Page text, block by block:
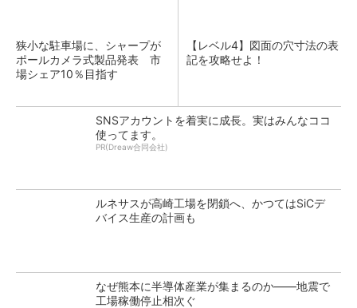
狭小な駐車場に、シャープが
ポールカメラ式製品発表 市
場シェア10％目指す
【レベル4】図面の穴寸法の表
記を攻略せよ！
SNSアカウントを着実に成長。実はみんなココ
使ってます。
PR(Dreaw合同会社)
ルネサスが高崎工場を閉鎖へ、かつてはSiCデ
バイス生産の計画も
なぜ熊本に半導体産業が集まるのか――地震で
工場稼働停止相次ぐ